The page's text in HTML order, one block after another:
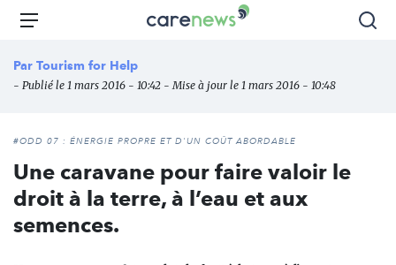
Aller
principal
Carenews,
des
l'engagement
Menu
Par Tourism for Help
- Publié le 1 mars 2016 - 10:42 - Mise à jour le 1 mars 2016 - 10:48
#ODD 07 : ÉNERGIE PROPRE ET D'UN COÛT ABORDABLE
Une caravane pour faire valoir le
droit à la terre, à l’eau et aux
semences.